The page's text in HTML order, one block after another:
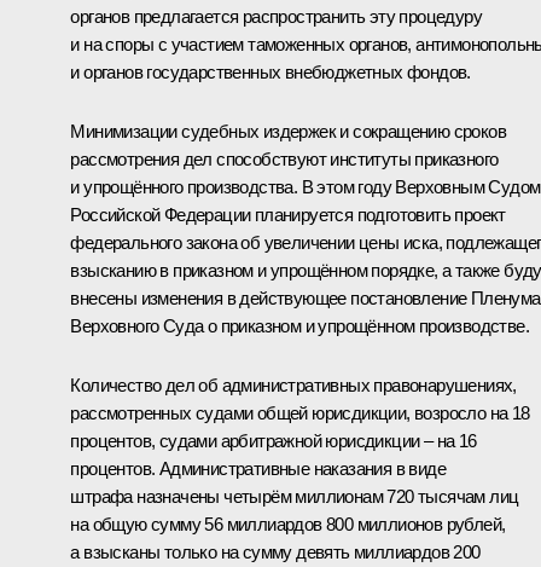
органов предлагается распространить эту процедуру
и на споры с участием таможенных органов,
и органов государственных внебюджетных фондов.
Минимизации судебных издержек и сокращению сроков
рассмотрения дел способствуют институты приказного
и упрощённого производства. В этом году Верховным Судом
Российской Федерации планируется подготовить проект
федерального закона об увеличении цены иска,
взысканию в приказном и упрощённом порядке, а также
внесены изменения в действующее постановление Пленума
Верховного Суда о приказном и упрощённом производстве.
Количество дел об административных правонарушениях,
рассмотренных судами общей юрисдикции, возросло на 18
процентов, судами арбитражной юрисдикции – на 16
процентов. Административные наказания в виде
штрафа назначены четырём миллионам 720 тысячам лиц
на общую сумму 56 миллиардов 800 миллионов рублей,
а взысканы только на сумму девять миллиардов 200